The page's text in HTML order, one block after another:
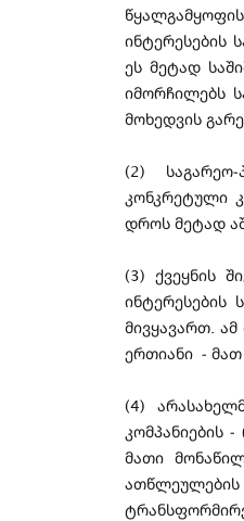
ინტერესების
ეს მეტად
იმორჩილებს
მოხედვის
(2) საგარეო-
კონკრეტული
დროს მეტად
(3) ქვეყნის
ინტერესების
მივყავართ.
ერთიანი - მათ
(4)
კომპანიების
მათი